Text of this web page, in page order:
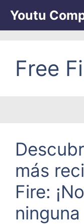
contenido
Youtu
Free
más
Fire: